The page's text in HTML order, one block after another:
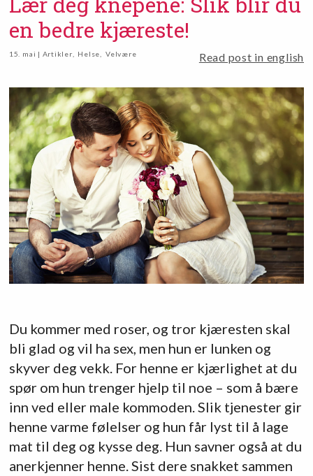
en bedre kjæreste!
15. mai | Artikler Helse Velvære Read post in english
Du kommer med roser, og tror kjæresten skal
bli glad og vil ha sex, men hun er lunken og
skyver deg vekk. For henne er kjærlighet at du
spør om hun trenger hjelp til noe – som å bære
inn ved eller male kommoden. Slik tjenester gir
henne varme følelser og hun får lyst til å lage
mat til deg og kysse deg. Hun savner også at du
anerkjenner henne. Sist dere snakket sammen